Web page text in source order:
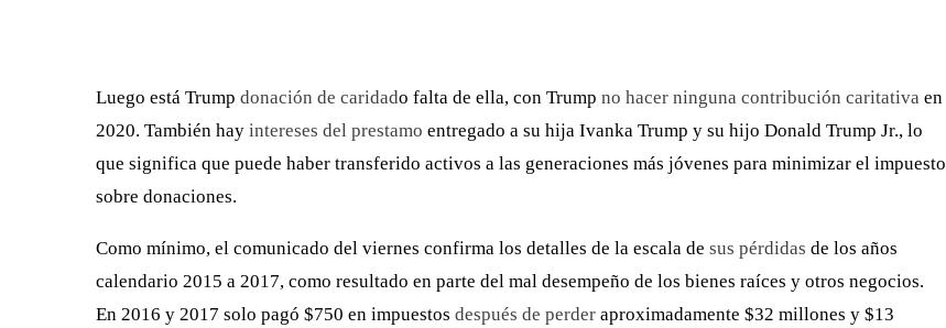
Luego está Trump donación de caridado falta de ella, con Trump no hacer ninguna contribución caritativa en
2020. También hay intereses del prestamo entregado a su hija Ivanka Trump y su hijo Donald Trump Jr., lo
que significa que puede haber transferido activos a las generaciones más jóvenes para minimizar el impuesto
sobre donaciones.
Como mínimo, el comunicado del viernes confirma los detalles de la escala de sus pérdidas de los años
calendario 2015 a 2017, como resultado en parte del mal desempeño de los bienes raíces y otros negocios.
En 2016 y 2017 solo pagó $750 en impuestos después de perder aproximadamente $32 millones y $13